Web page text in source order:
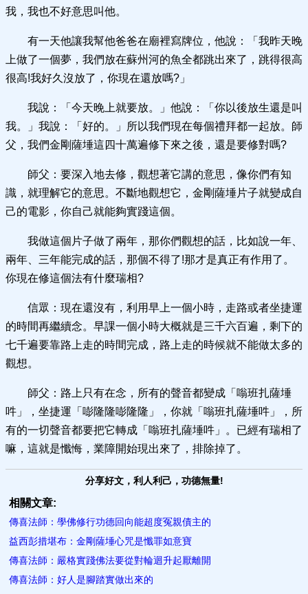
我，我也不好意思叫他。
有一天他讓我幫他爸爸在廟裡寫牌位，他說：「我昨天晚
上做了一個夢，我們放在蘇州河的魚全都跳出來了，跳得很高
很高!我好久沒放了，你現在還放嗎?」
我說：「今天晚上就要放。」他說：「你以後放生還是叫
我。」我說：「好的。」所以我們現在每個禮拜都一起放。師
父，我們金剛薩埵這四十萬遍修下來之後，還是要修對嗎?
師父：要深入地去修，觀想著它講的意思，像你們有知
識，就理解它的意思。不斷地觀想它，金剛薩埵片子就變成自
己的電影，你自己就能夠實踐這個。
我做這個片子做了兩年，那你們觀想的話，比如說一年、
兩年、三年能完成的話，那個不得了!那才是真正有作用了。
你現在修這個法有什麼瑞相?
信眾：現在還沒有，利用早上一個小時，走路或者坐捷運
的時間再繼續念。早課一個小時大概就是三千六百遍，剩下的
七千遍要靠路上走的時間完成，路上走的時候就不能做太多的
觀想。
師父：路上只有在念，所有的聲音都變成「嗡班扎薩埵
吽」，坐捷運「嘭隆隆嘭隆隆」，你就「嗡班扎薩埵吽」，所
有的一切聲音都要把它轉成「嗡班扎薩埵吽」。已經有瑞相了
嘛，這就是懺悔，業障開始現出來了，排除掉了。
分享好文，利人利己，功德無量!
相關文章:
傳喜法師：學佛修行功德回向能​超度冤親債主的
益西彭措堪布：金剛薩埵心咒是懺罪如意寶
傳喜法師：嚴格實踐佛法要從對輪迴​升起厭離開
傳喜法師：好人是腳踏實做​出來的